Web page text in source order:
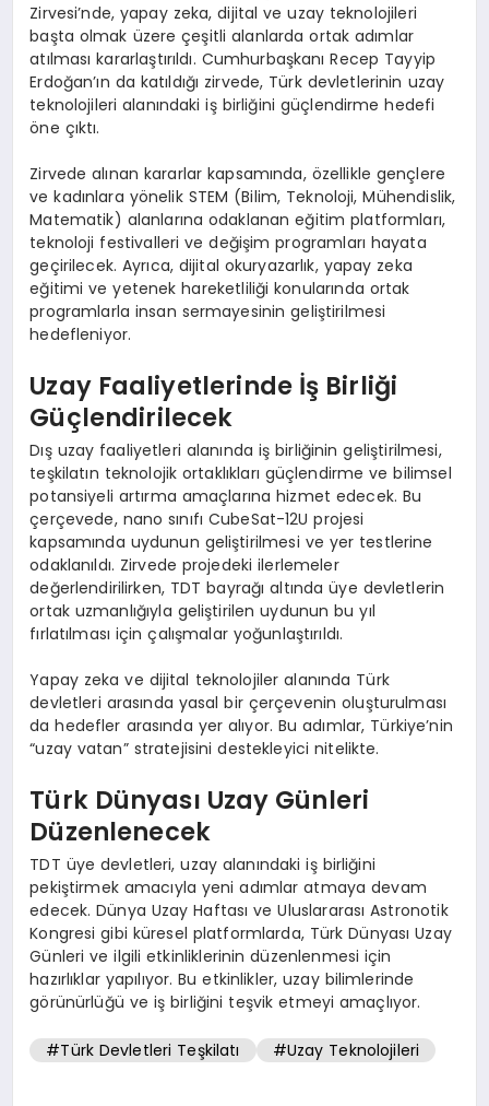
Zirvesi’nde, yapay zeka, dijital ve uzay teknolojileri
başta olmak üzere çeşitli alanlarda ortak adımlar
atılması kararlaştırıldı. Cumhurbaşkanı Recep Tayyip
Erdoğan’ın da katıldığı zirvede, Türk devletlerinin uzay
teknolojileri alanındaki iş birliğini güçlendirme hedefi
öne çıktı.
Zirvede alınan kararlar kapsamında, özellikle gençlere
ve kadınlara yönelik STEM (Bilim, Teknoloji, Mühendislik,
Matematik) alanlarına odaklanan eğitim platformları,
teknoloji festivalleri ve değişim programları hayata
geçirilecek. Ayrıca, dijital okuryazarlık, yapay zeka
eğitimi ve yetenek hareketliliği konularında ortak
programlarla insan sermayesinin geliştirilmesi
hedefleniyor.
Uzay Faaliyetlerinde İş Birliği
Güçlendirilecek
Dış uzay faaliyetleri alanında iş birliğinin geliştirilmesi,
teşkilatın teknolojik ortaklıkları güçlendirme ve bilimsel
potansiyeli artırma amaçlarına hizmet edecek. Bu
çerçevede, nano sınıfı CubeSat-12U projesi
kapsamında uydunun geliştirilmesi ve yer testlerine
odaklanıldı. Zirvede projedeki ilerlemeler
değerlendirilirken, TDT bayrağı altında üye devletlerin
ortak uzmanlığıyla geliştirilen uydunun bu yıl
fırlatılması için çalışmalar yoğunlaştırıldı.
Yapay zeka ve dijital teknolojiler alanında Türk
devletleri arasında yasal bir çerçevenin oluşturulması
da hedefler arasında yer alıyor. Bu adımlar, Türkiye’nin
“uzay vatan” stratejisini destekleyici nitelikte.
Türk Dünyası Uzay Günleri
Düzenlenecek
TDT üye devletleri, uzay alanındaki iş birliğini
pekiştirmek amacıyla yeni adımlar atmaya devam
edecek. Dünya Uzay Haftası ve Uluslararası Astronotik
Kongresi gibi küresel platformlarda, Türk Dünyası Uzay
Günleri ve ilgili etkinliklerinin düzenlenmesi için
hazırlıklar yapılıyor. Bu etkinlikler, uzay bilimlerinde
görünürlüğü ve iş birliğini teşvik etmeyi amaçlıyor.
#Türk Devletleri Teşkilatı #Uzay Teknolojileri